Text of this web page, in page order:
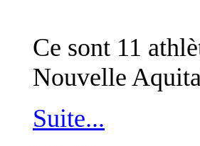
Ce sont 11
Nouvelle
Suite...